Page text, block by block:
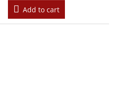
Add to cart